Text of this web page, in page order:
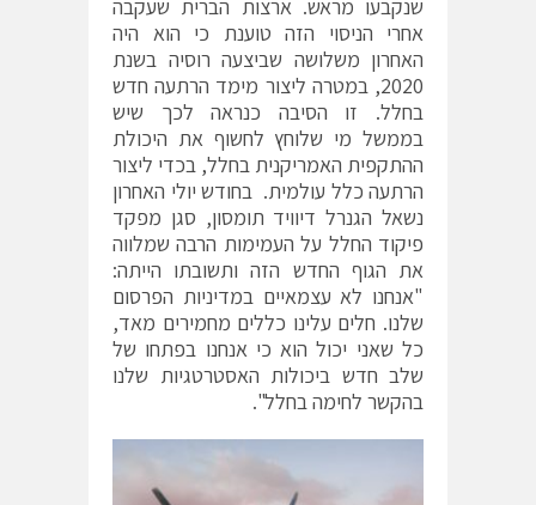
שנקבעו מראש. ארצות הברית שעקבה
אחרי הניסוי הזה טוענת כי הוא היה
האחרון משלושה שביצעה רוסיה בשנת
2020, במטרה ליצור מימד הרתעה חדש
בחלל. זו הסיבה כנראה לכך שיש
בממשל מי שלוחץ לחשוף את היכולת
ההתקפית האמריקנית בחלל, בכדי ליצור
הרתעה כלל עולמית. בחודש יולי האחרון
נשאל הגנרל דיוויד תומסון, סגן מפקד
פיקוד החלל על העמימות הרבה שמלווה
את הגוף החדש הזה ותשובתו הייתה:
"אנחנו לא עצמאיים במדיניות הפרסום
שלנו. חלים עלינו כללים מחמירים מאד,
כל שאני יכול הוא כי אנחנו בפתחו של
שלב חדש ביכולות האסטרטגיות שלנו
בהקשר לחימה בחלל".